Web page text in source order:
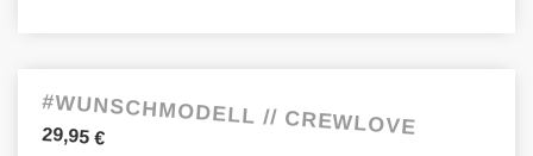
#WUNSCHMODELL // CREWLOVE
29,95€